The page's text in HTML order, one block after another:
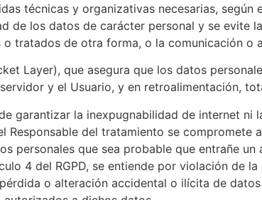
técnicas y organizativas necesarias,
de los datos de carácter personal y se evite
tratados de otra forma, o la comunicación o
Layer), que asegura que los datos
y el Usuario, y en retroalimentación,
garantizar la inexpugnabilidad de internet ni
del tratamiento se compromete
personales que sea probable que entrañe
4 del RGPD, se entiende por violación de
o alteración accidental o ilícita de